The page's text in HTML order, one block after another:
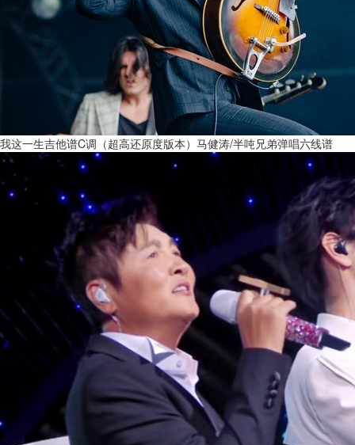
我这一生吉他谱C调（超高还原度版本）马健涛/半吨兄弟弹唱六线谱